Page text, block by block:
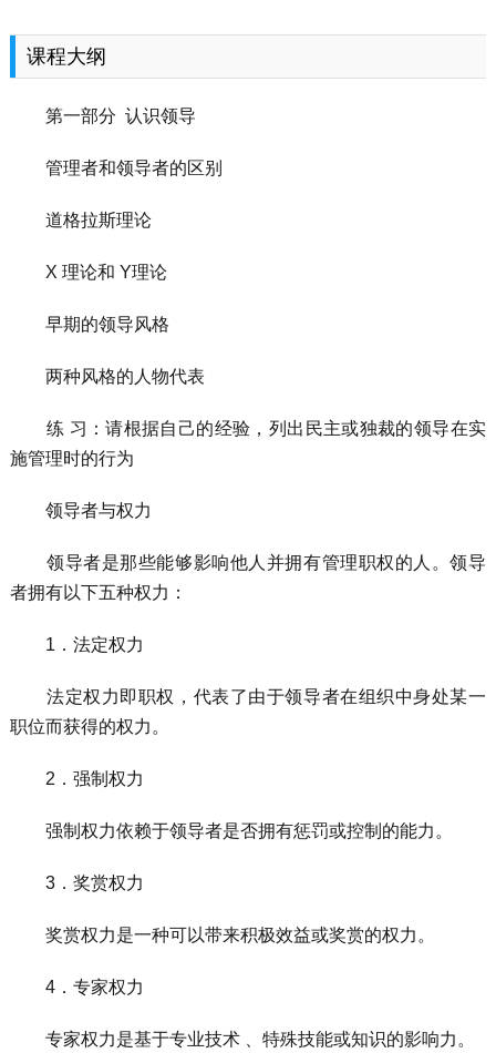
课程大纲
第一部分 认识领导
管理者和领导者的区别
道格拉斯理论
X 理论和 Y理论
早期的领导风格
两种风格的人物代表
练 习：请根据自己的经验，列出民主或独裁的领导在实
施管理时的行为
领导者与权力
领导者是那些能够影响他人并拥有管理职权的人。领导
者拥有以下五种权力：
1．法定权力
法定权力即职权，代表了由于领导者在组织中身处某一
职位而获得的权力。
2．强制权力
强制权力依赖于领导者是否拥有惩罚或控制的能力。
3．奖赏权力
奖赏权力是一种可以带来积极效益或奖赏的权力。
4．专家权力
专家权力是基于专业技术 、特殊技能或知识的影响力。